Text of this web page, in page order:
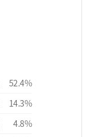
52.4%
14.3%
4.8%